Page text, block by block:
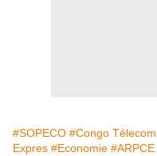
#SOPECO #Congo Télecom
Expres #Economie #ARPCE